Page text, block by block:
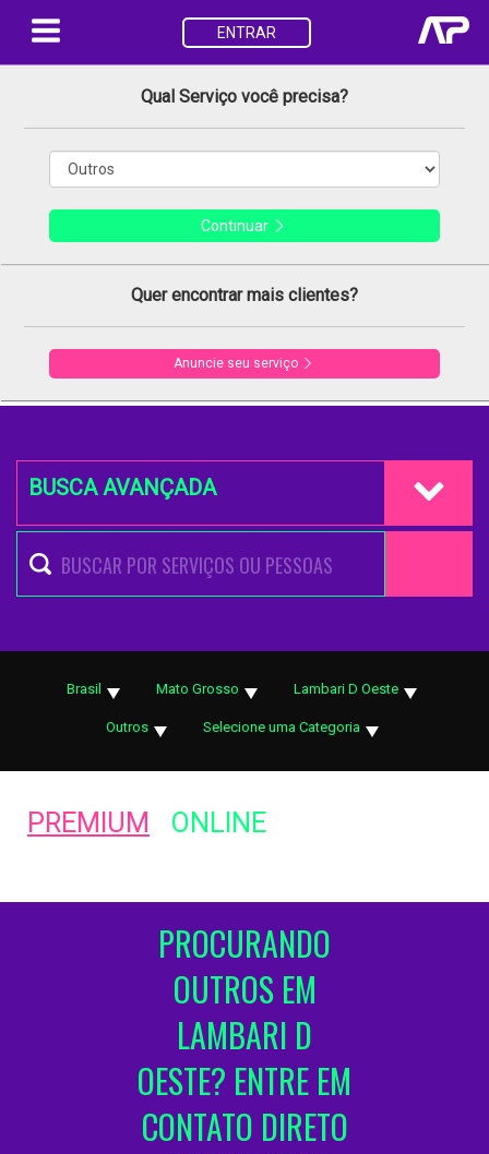
ENTRAR
Qual Serviço você precisa?
Continuar
Quer encontrar mais clientes?
Anuncie seu serviço
BUSCA AVANÇADA
Brasil Mato Grosso Lambari D Oeste
Outros Selecione uma Categoria
PREMIUM ONLINE
PROCURANDO
OUTROS EM
LAMBARI D
OESTE? ENTRE EM
CONTATO DIRETO